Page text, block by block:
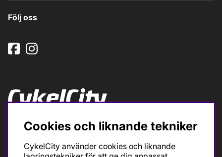
Följ oss
Ska du köpa cykel för träning och tävling så är det till
oss du ska vända dig. Racer, gravel, triathlon och MTB.
Vi är en mycket personlig cykelaffär med hög
servicegrad och alla vi som jobbar är inbitna cyklister
Cookies och liknande tekniker
CykelCity använder cookies och liknande